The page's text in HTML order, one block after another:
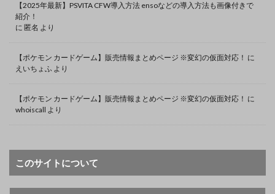
【2025年最新】PSVITA CFW導入方法 ensoなどの導入方法も画像付きで
紹介！
に 匿名 より
【ポケモン カードゲーム】販売情報まとめページ ※変幻の仮面対応！ に
えいちょふ より
【ポケモン カードゲーム】販売情報まとめページ ※変幻の仮面対応！ に
whoiscall より
このサイトについて